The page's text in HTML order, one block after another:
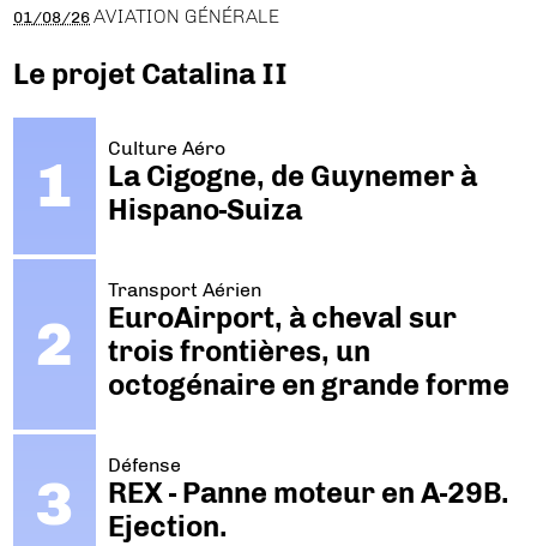
01/08/26 AVIATION GÉNÉRALE
Le projet Catalina II
Culture Aéro
La Cigogne, de Guynemer à
Hispano-Suiza
Transport Aérien
EuroAirport, à cheval sur
trois frontières, un
octogénaire en grande forme
Défense
REX - Panne moteur en A-29B.
Ejection.